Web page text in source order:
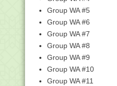
Cara Daftar di
Belajar Gratis
Kemendikbud
Pengumuman
Genap 2018/
Cara Registrasi
Segera Verval
Group WA #5
Group WA #6
Group WA #7
Group WA #8
Group WA #9
Group WA #10
Group WA #11